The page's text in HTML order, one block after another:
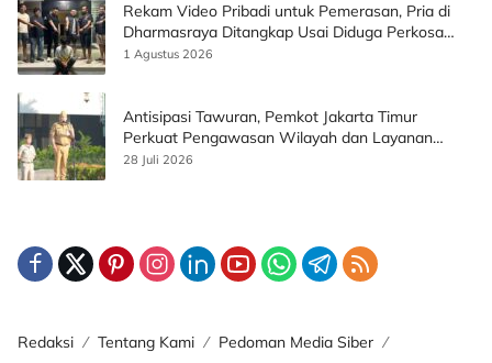
Rekam Video Pribadi untuk Pemerasan, Pria di
Dharmasraya Ditangkap Usai Diduga Perkosa
Korban
1 Agustus 2026
Antisipasi Tawuran, Pemkot Jakarta Timur
Perkuat Pengawasan Wilayah dan Layanan
Publik
28 Juli 2026
Redaksi Tentang Kami
Pedoman Media Siber